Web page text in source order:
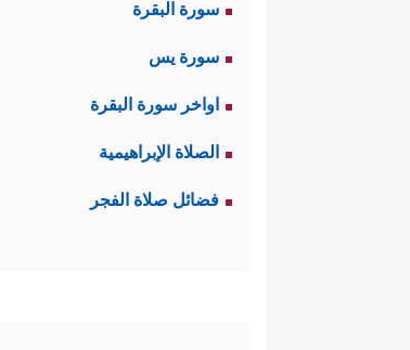
سورة البقرة
سورة يس
اواخر سورة البقرة
الصلاة الإبراهيمية
فضائل صلاة الفجر